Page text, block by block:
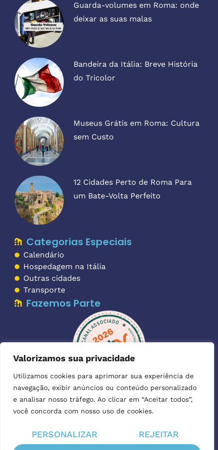
Valorizamos sua privacidade
Utilizamos cookies para aprimorar sua experiência de
navegação, exibir anúncios ou conteúdo personalizado
e analisar nosso tráfego. Ao clicar em “Aceitar todos”,
você concorda com nosso uso de cookies.
PERSONALIZAR
REJEITAR
Guarda-volumes em Roma: onde
deixar as suas malas
Bandeira da Itália: Breve História
do Tricolor
Museus Grátis em Roma: Cultura
sem Custo
12 Cidades Perto de Roma Para
um Bate-Volta Perfeito
Categorias Especiais
Calendário
Hospedagem na Itália
Outras cidades
Transporte
Fazemos Parte
Imagens:as imagens utilizadas para ilustrar os textos foram
gentilmente cedidas pelaDepositphotos.